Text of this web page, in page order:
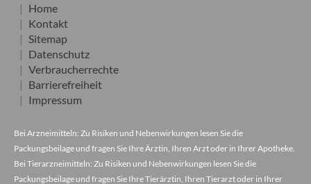
Home
Kontakt
Sitemap
Datenschutz
Verbraucherrechte
Barrierefreiheit
Impressum
Bei Arzneimitteln: Zu Risiken und Nebenwirkungen lesen Sie die
Packungsbeilage und fragen Sie Ihre Ärztin, Ihren Arzt oder in Ihrer Apotheke.
Bei Tierarzneimitteln: Zu Risiken und Nebenwirkungen lesen Sie die
Packungsbeilage und fragen Sie Ihre Tierärztin, Ihren Tierarzt oder in Ihrer